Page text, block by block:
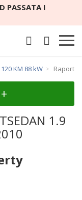
PASSATA I
KM 88 kW Raport
1.9